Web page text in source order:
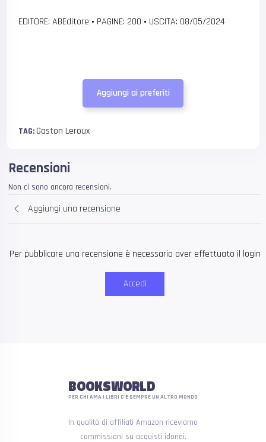
EDITORE: ABEditore • PAGINE: 200 • USCITA: 08/05/2024
Aggiungi ai preferiti
TAG:Gaston Leroux
Recensioni
Non ci sono ancora recensioni.
Aggiungi una recensione
Per pubblicare una recensione è necessario aver effettuato il login
Accedi
BOOKSWORLD
PER CHI AMA I LIBRI C'È SEMPRE UN ALTRO MONDO
In qualità di affiliati Amazon riceviamo
commissioni su acquisti idonei.